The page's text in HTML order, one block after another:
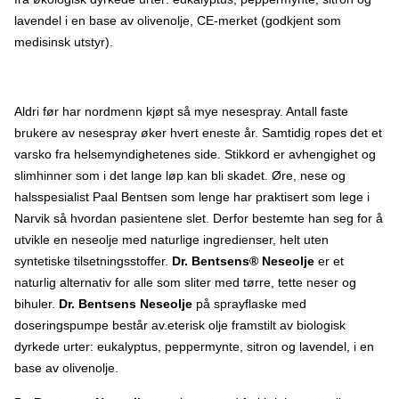
kontakt med urter og naturprodukter som har en lang tradisjon i
Østerrike. Dr. Bentsen praktiserte i en årrekke som allmennlege i
videreutdannet seg til øre-nese-halsspesialist i Sverige. I sin
1993 drevet en egen øre-nese-halsspesialistpraksis i Narvik.
Som øre-nese-halsspesialist savnet Dr. Bentsen et effektivt
middel mot tørre og såre slimhinner i nesen og som også kunne
være til lindring etter neseoperasjoner. Fra 2008 til 2010
praktiserte Dr. Bentsen som øre-nese-halsspesialist i Provence-
området i Sør-Frankrike. Han kom igjen i kontakt med urter og ble
fascinert av eteriske oljer og deres virkning på pasientene. I
2010 begynte Dr. Bentsen å eksperimentere med forskjellige
blandinger av basisoljer tilsatt eteriske oljer som hundrevis av
pasientene hans over flere år fikk gleden av å bruke. Erfaringer
fra disse pasientene har ført til videreutviklingen av dagens
neseolje. Dagens neseolje er laget på basis av en biologisk
dyrket og raffinert olivenolje tilsatt biologisk eukalyptus-,
peppermynte-, sitron- og lavendelolje. Neseoljen produseres nå
etter Dr. Bentsens spesifikasjoner på et anerkjent laboratorium i
Provence i Sør-Frankrike. Ofte stilte spørsmål: Er neseoljen
behagelig å bruke? Kundene opplever at den velkomponerte
blandingen av urteoljene har en avslappende effekt og en
behagelig duft som sammen gir en deilig følelse av velbehag. Er
det noen bivirkninger ved bruk av neseoljen? Den lave
lavendel i en base av olivenolje, CE-merket (godkjent som
medisinsk utstyr).
Aldri før har nordmenn kjøpt så mye nesespray. Antall faste
brukere av nesespray øker hvert eneste år. Samtidig ropes det et
varsko fra helsemyndighetenes side. Stikkord er avhengighet og
slimhinner som i det lange løp kan bli skadet. Øre, nese og
halsspesialist Paal Bentsen som lenge har praktisert som lege i
Narvik så hvordan pasientene slet. Derfor bestemte han seg for å
utvikle en neseolje med naturlige ingredienser, helt uten
syntetiske tilsetningsstoffer. Dr. Bentsens® Neseolje er et
naturlig alternativ for alle som sliter med tørre, tette neser og
bihuler. Dr. Bentsens Neseolje på sprayflaske med
doseringspumpe består av.eterisk olje framstilt av biologisk
dyrkede urter: eukalyptus, peppermynte, sitron og lavendel, i en
base av olivenolje.